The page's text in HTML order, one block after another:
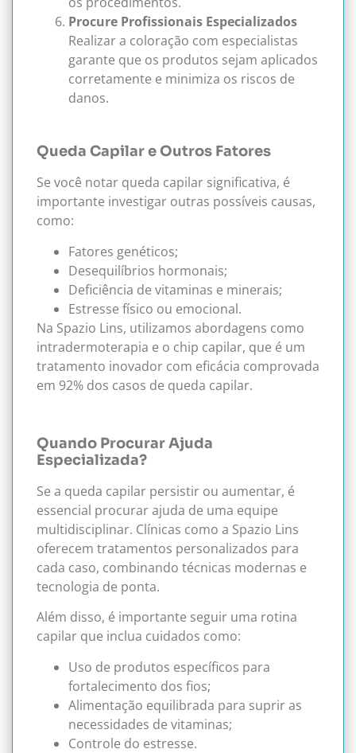
Procure Profissionais Especializados
Realizar a coloração com especialistas
garante que os produtos sejam aplicados
corretamente e minimiza os riscos de
danos.
Queda Capilar e Outros Fatores
Se você notar queda capilar significativa, é
importante investigar outras possíveis causas,
como:
Fatores genéticos;
Desequilíbrios hormonais;
Deficiência de vitaminas e minerais;
Estresse físico ou emocional.
Na Spazio Lins, utilizamos abordagens como
intradermoterapia e o chip capilar, que é um
tratamento inovador com eficácia comprovada
em 92% dos casos de queda capilar.
Quando Procurar Ajuda
Especializada?
Se a queda capilar persistir ou aumentar, é
essencial procurar ajuda de uma equipe
multidisciplinar. Clínicas como a Spazio Lins
oferecem tratamentos personalizados para
cada caso, combinando técnicas modernas e
tecnologia de ponta.
Além disso, é importante seguir uma rotina
capilar que inclua cuidados como:
Uso de produtos específicos para
fortalecimento dos fios;
Alimentação equilibrada para suprir as
necessidades de vitaminas;
Controle do estresse.